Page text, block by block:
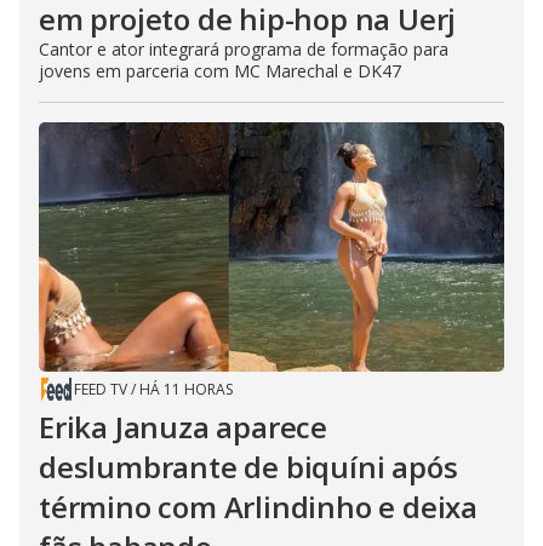
em projeto de hip-hop na Uerj
Cantor e ator integrará programa de formação para
jovens em parceria com MC Marechal e DK47
FEED TV/ HÁ 11 HORAS
Erika Januza aparece
deslumbrante de biquíni após
término com Arlindinho e deixa